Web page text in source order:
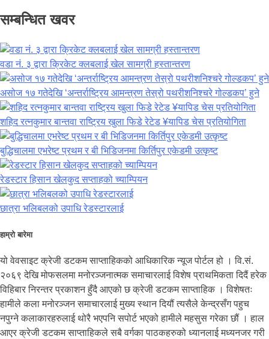
सम्बन्धित खवर
वडा नं. ३ द्वारा क्रिकेट क्लबलाई खेल सामग्री हस्तान्तरण
असोज १७ गतेदेखि ‘अन्तर्राष्ट्रिय आमन्त्रण तेस्रो पथरीशनिश्चरे गोल्डकप’ हुने
शहिद रत्नकुमार बान्तवा राष्ट्रिय खुला फिडे रेटेड ¥यापिड चेस प्रतियोगिता
बुद्धिचालमा एभरेष्ट प्रथम र बी भिडिजनमा किर्तिपुर एकेडमी उत्कृष्ट
रेडस्टार हिसान खेलकुद सप्ताहको च्याम्पियन
छात्रा भलिबलको उपाधि रेडस्टारलाई
हाम्रो बारेमा
यो वेवसाइट क्रेजी डटकम साप्ताहिकको आधिकारिक न्यूज पोर्टल हो । वि.सं.
२०६९ देखि मोफसलमा मनोरञ्जनात्मक समाचारलाई विशेष प्राथमिकता दिदैं हरेक
विहिबार निरन्तर प्रकाशन हुँदै आएको छ क्रेजी डटकम साप्ताहिक । विशेषतः
हामीले कला मनोरञ्जन समाचारलाई मुख्य स्थान दियौं त्यसैले केन्द्रसँग पहुच
नपुग्ने कलाकारहरुलाई थोरै भएपनि सपोर्ट भएको हामीले महसुस गरेका छौं । हाल
आएर क्रेजी डटकम साप्ताहिकले सबै वर्गका पाठकहरुको ध्यानलाई मध्यनजर गरी